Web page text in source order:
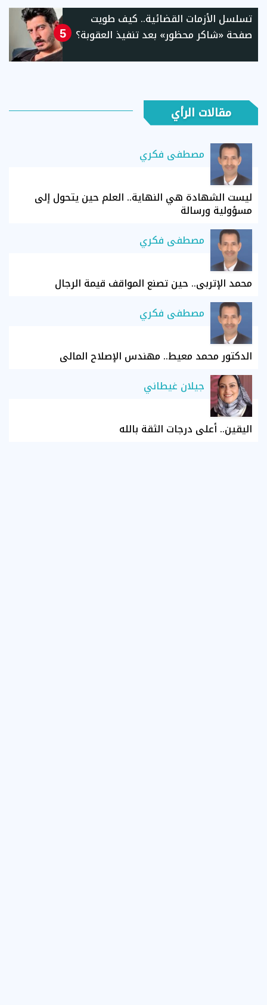
5
تسلسل الأزمات القضائية.. كيف طويت
صفحة «شاكر محظور» بعد تنفيذ العقوبة؟
مقالات الرأي
مصطفى فكري
ليست الشهادة هي النهاية.. العلم حين يتحول إلى
مسؤولية ورسالة
مصطفى فكري
محمد الإتربي.. حين تصنع المواقف قيمة الرجال
مصطفى فكري
الدكتور محمد معيط.. مهندس الإصلاح المالي
جيلان غيطاني
اليقين.. أعلى درجات الثقة بالله